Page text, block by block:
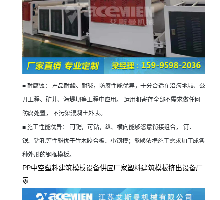
■ 耐腐蚀：
产品耐酸、耐碱，防腐性能优异，十分合适在沿海地域、公
开工程、矿井、海堤坝等工程中应用。
运用和寄存全部不需求做任何
防腐处置，
不污染混凝土外表。
■ 施工性能优异： 可锯，可钻，纵、横向能够恣意衔接组合，
钉、
锯、钻孔等性能优于竹木胶合板、小钢模；能够依据施工需求加工成各
种外形的钢框模板。
PP中空塑料建筑模板设备供应厂家塑料建筑模板挤出设备厂
家